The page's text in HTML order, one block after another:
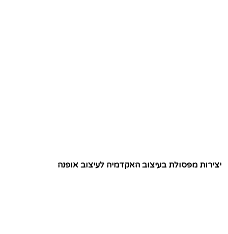
יצירות מפסולת בעיצוב האקדמיה לעיצוב אופנה